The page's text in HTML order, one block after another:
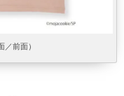
前面）